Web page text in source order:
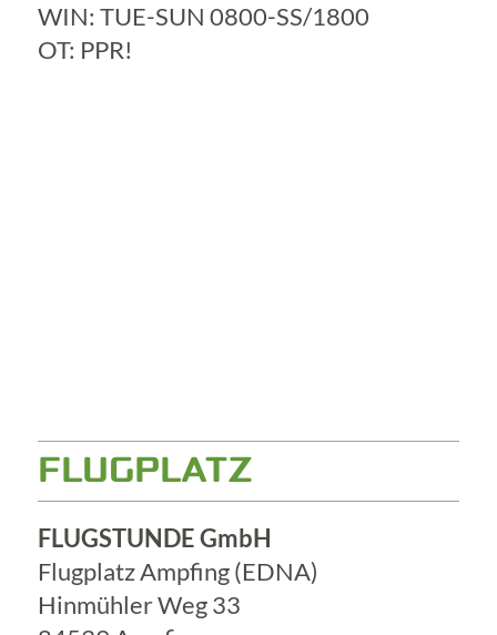
WIN: TUE-SUN 0800-SS/1800
OT: PPR!
FLUGPLATZ
FLUGSTUNDE GmbH
Flugplatz Ampfing (EDNA)
Hinmühler Weg 33